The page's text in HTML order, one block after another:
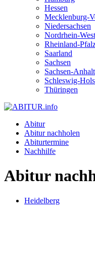
Hessen
Mecklenburg-
Niedersachsen
Nordrhein-
Rheinland-
Saarland
Sachsen
Sachsen-Anhalt
Schleswig-
Thüringen
Abitur
Abitur nachholen
Abiturtermine
Nachhilfe
Abitur
Heidelberg